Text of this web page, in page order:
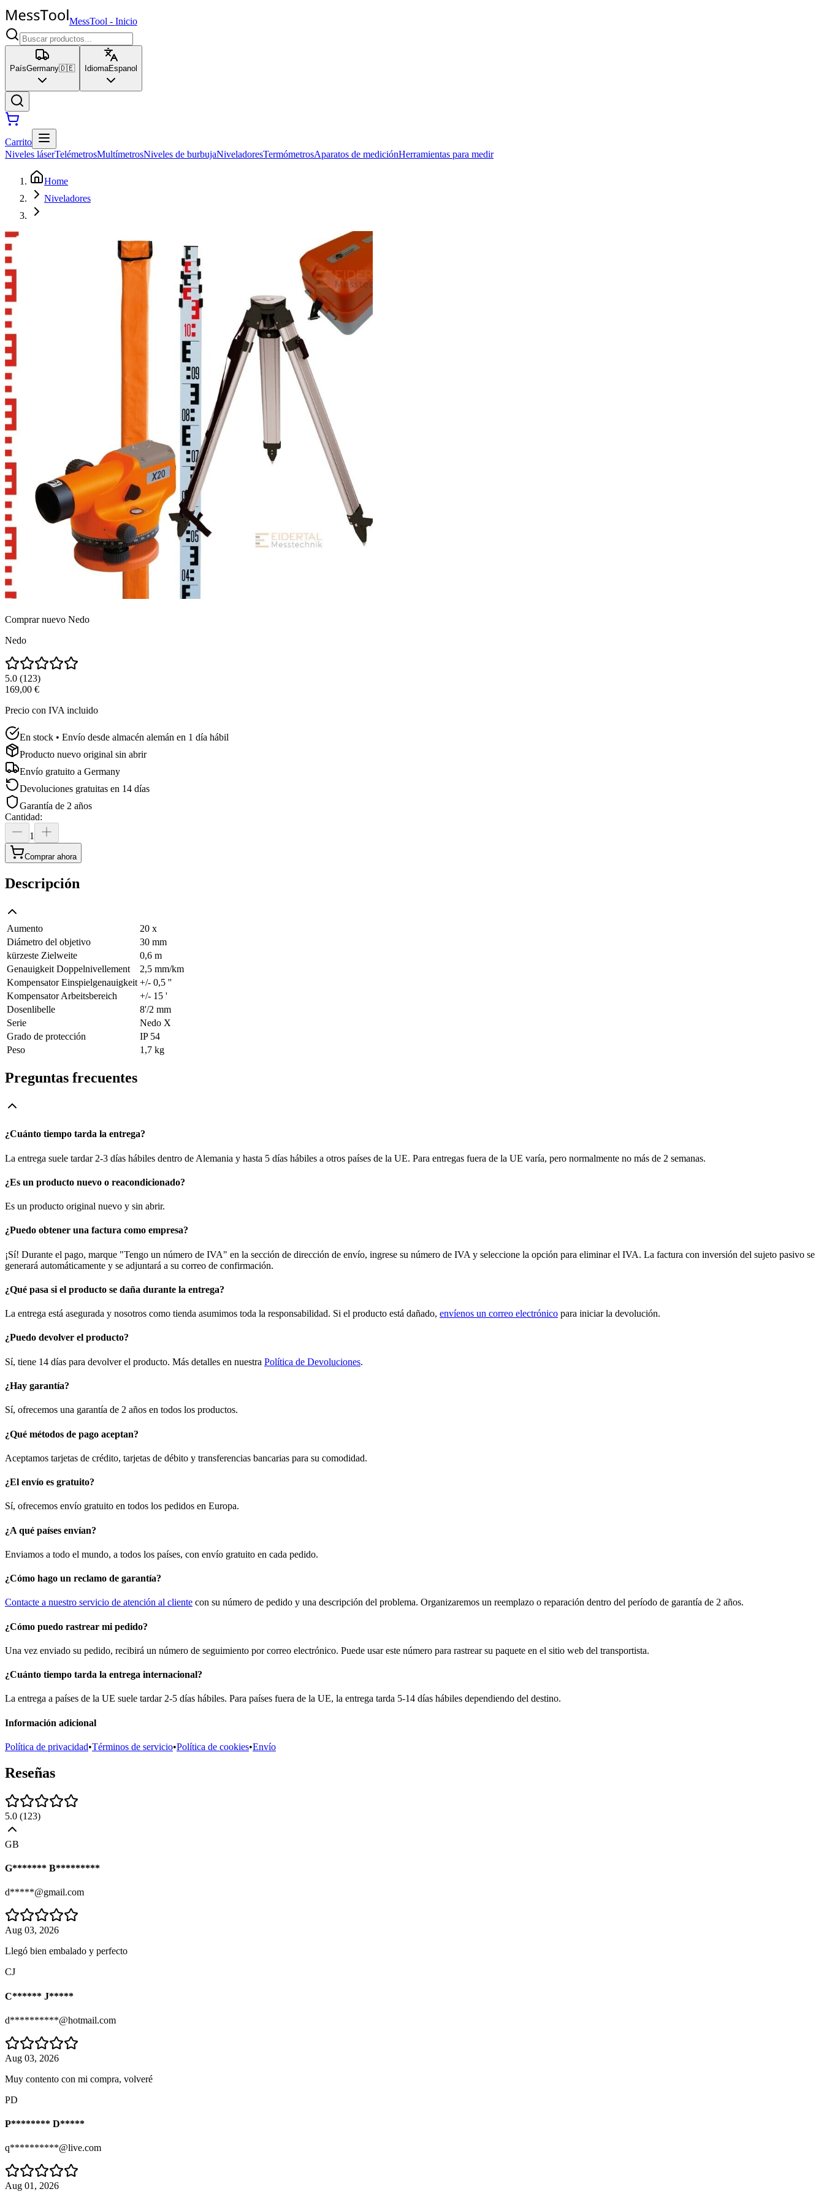
MessTool - Inicio
PaísGermany🇩🇪 IdiomaEspanol
Carrito
Niveles láserTelémetrosMultímetrosNiveles de burbujaNiveladoresTermómetrosAparatos de mediciónHerramientas para medir
Home
Niveladores
Comprar nuevo Nedo
Nedo
5.0 (123)
169,00 €
Precio con IVA incluido
En stock • Envío desde almacén alemán en 1 día hábil
Producto nuevo original sin abrir
Envío gratuito a Germany
Devoluciones gratuitas en 14 días
Garantía de 2 años
Cantidad:
1
Comprar ahora
Descripción
Aumento
20 x
Diámetro del objetivo
30 mm
kürzeste Zielweite
0,6 m
Genauigkeit Doppelnivellement
2,5 mm/km
Kompensator Einspielgenauigkeit +/- 0,5 ''
Kompensator Arbeitsbereich
+/- 15 '
Dosenlibelle
8'/2 mm
Serie
Nedo X
Grado de protección
IP 54
Peso
1,7 kg
Preguntas frecuentes
¿Cuánto tiempo tarda la entrega?
La entrega suele tardar 2-3 días hábiles dentro de Alemania y hasta 5 días hábiles a otros países de la UE. Para entregas fuera de la UE varía, pero normalmente no más de 2 semanas.
¿Es un producto nuevo o reacondicionado?
Es un producto original nuevo y sin abrir.
¿Puedo obtener una factura como empresa?
¡Sí! Durante el pago, marque "Tengo un número de IVA" en la sección de dirección de envío, ingrese su número de IVA y seleccione la opción para eliminar el IVA. La factura con inversión del sujeto pasivo se
generará automáticamente y se adjuntará a su correo de confirmación.
¿Qué pasa si el producto se daña durante la entrega?
La entrega está asegurada y nosotros como tienda asumimos toda la responsabilidad. Si el producto está dañado, envíenos un correo electrónico para iniciar la devolución.
¿Puedo devolver el producto?
Sí, tiene 14 días para devolver el producto. Más detalles en nuestra Política de Devoluciones.
¿Hay garantía?
Sí, ofrecemos una garantía de 2 años en todos los productos.
¿Qué métodos de pago aceptan?
Aceptamos tarjetas de crédito, tarjetas de débito y transferencias bancarias para su comodidad.
¿El envío es gratuito?
Sí, ofrecemos envío gratuito en todos los pedidos en Europa.
¿A qué países envían?
Enviamos a todo el mundo, a todos los países, con envío gratuito en cada pedido.
¿Cómo hago un reclamo de garantía?
Contacte a nuestro servicio de atención al cliente con su número de pedido y una descripción del problema. Organizaremos un reemplazo o reparación dentro del período de garantía de 2 años.
¿Cómo puedo rastrear mi pedido?
Una vez enviado su pedido, recibirá un número de seguimiento por correo electrónico. Puede usar este número para rastrear su paquete en el sitio web del transportista.
¿Cuánto tiempo tarda la entrega internacional?
La entrega a países de la UE suele tardar 2-5 días hábiles. Para países fuera de la UE, la entrega tarda 5-14 días hábiles dependiendo del destino.
Información adicional
Política de privacidad•Términos de servicio•Política de cookies•Envío
Reseñas
5.0 (123)
GB
G******* B*********
d*****@gmail.com
Aug 03, 2026
Llegó bien embalado y perfecto
CJ
C****** J*****
d**********@hotmail.com
Aug 03, 2026
Muy contento con mi compra, volveré
PD
P******** D*****
q**********@live.com
Aug 01, 2026